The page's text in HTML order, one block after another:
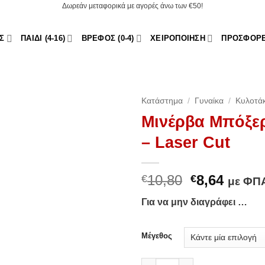
Δωρεάν μεταφορικά με αγορές άνω των €50!
ΠΑΙΔΊ (4-16) ΒΡΈΦΟΣ (0-4) ΧΕΙΡΟΠΟΊΗΣΗ
Κατάστημα / Γυναίκα /
Μινέρβα
– Laser Cut
€10,80 Original
price
was:
€8,64Η
τιμή
€8,64.
με
Για να μην διαγράφει …
Μέγεθος